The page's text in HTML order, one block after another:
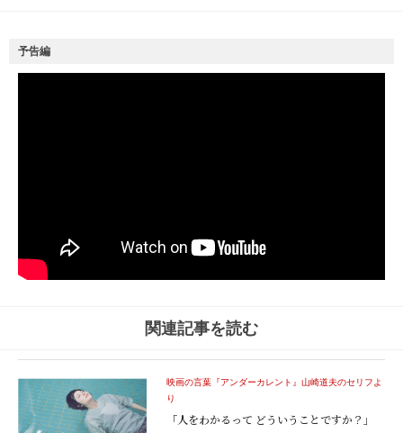
予告編
関連記事を読む
映画の言葉『アンダーカレント』山崎道夫のセリフよ
り
「人をわかるって どういうことですか？」